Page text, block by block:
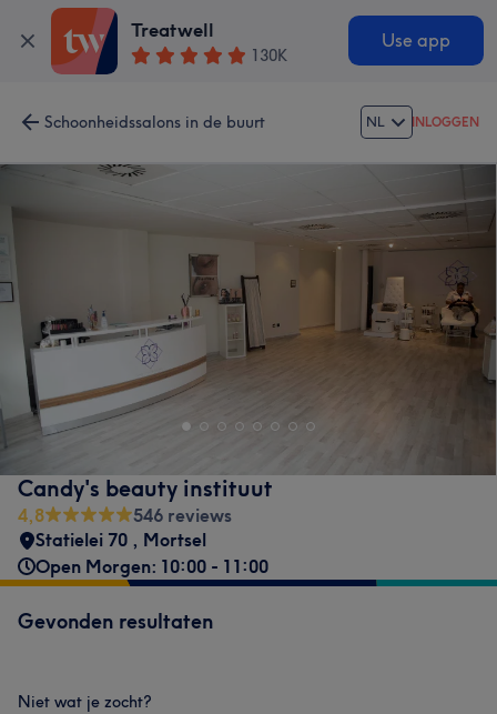
Treatwell
130K
Use app
Schoonheidssalons in de buurt NL INLOGGEN
Candy's beauty instituut
4,8
546 reviews
Statielei 70 , Mortsel
Open Morgen: 10:00 - 11:00
Gevonden resultaten
Niet wat je zocht?